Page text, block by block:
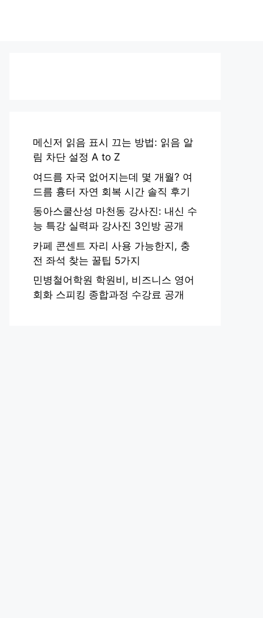
메신저 읽음 표시 끄는 방법: 읽음 알
림 차단 설정 A to Z
여드름 자국 없어지는데 몇 개월? 여
드름 흉터 자연 회복 시간 솔직 후기
동아스쿨산성 마천동 강사진: 내신 수
능 특강 실력파 강사진 3인방 공개
카페 콘센트 자리 사용 가능한지, 충
전 좌석 찾는 꿀팁 5가지
민병철어학원 학원비, 비즈니스 영어
회화 스피킹 종합과정 수강료 공개